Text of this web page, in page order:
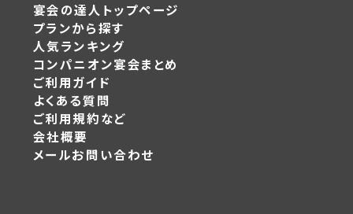
宴会の達人トップページ
プランから探す
人気ランキング
コンパニオン宴会まとめ
ご利用ガイド
よくある質問
ご利用規約など
会社概要
メールお問い合わせ